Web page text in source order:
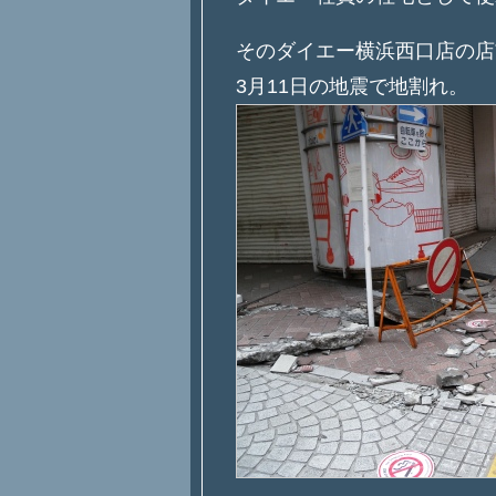
そのダイエー横浜西口店の
3月11日の地震で地割れ。